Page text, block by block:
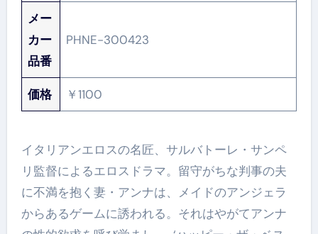
メー
カー
品番
PHNE-300423
価格 ￥1100
イタリアンエロスの名匠、サルバトーレ・サンペ
リ監督によるエロスドラマ。留守がちな判事の夫
に不満を抱く妻・アンナは、メイドのアンジェラ
からあるゲームに誘われる。それはやがてアンナ